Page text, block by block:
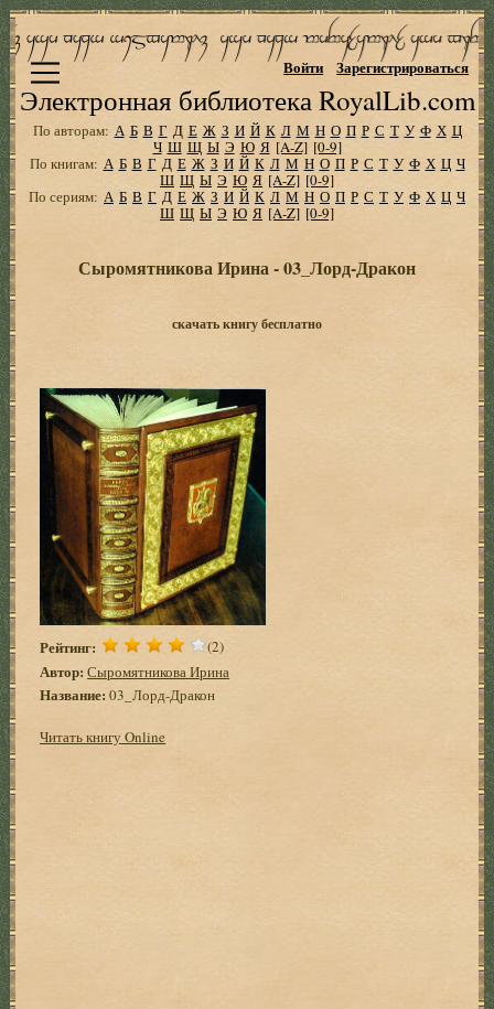
Электронная библиотека RoyalLib.com
Войти Зарегистрироваться
По авторам: А Б В Г Д Е Ж З И Й К Л М Н О П Р С Т У Ф Х Ц
Ч Ш Щ Ы Э Ю Я [A-Z] [0-9]
По книгам: А Б В Г Д Е Ж З И Й К Л М Н О П Р С Т У Ф Х Ц Ч
Ш Щ Ы Э Ю Я [A-Z] [0-9]
По сериям: А Б В Г Д Е Ж З И Й К Л М Н О П Р С Т У Ф Х Ц Ч
Ш Щ Ы Э Ю Я [A-Z] [0-9]
Сыромятникова Ирина - 03_Лорд-Дракон
скачать книгу бесплатно
Рейтинг: (2)
Автор: Сыромятникова Ирина
Название: 03_Лорд-Дракон
Читать книгу Online